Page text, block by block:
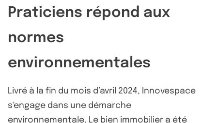
Praticiens répond aux
normes
environnementales
Livré à la fin du mois d’avril 2024, Innovespace
s'engage dans une démarche
environnementale. Le bien immobilier a été